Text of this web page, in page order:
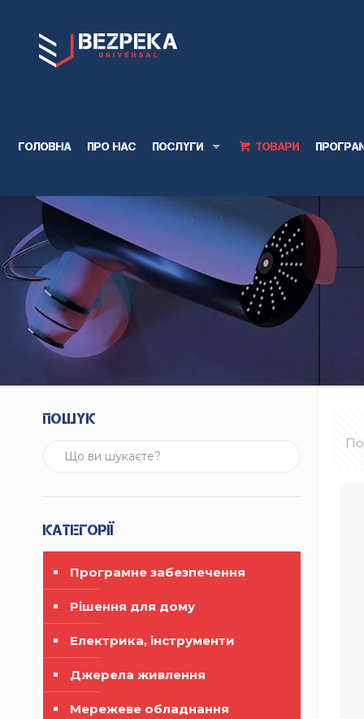
Головна Про нас Послуги Товари
Пошук
Категорії
Програмне забезпечення
Рішення для дому
Електрика, інструменти
Джерела живлення
Мережеве обладнання